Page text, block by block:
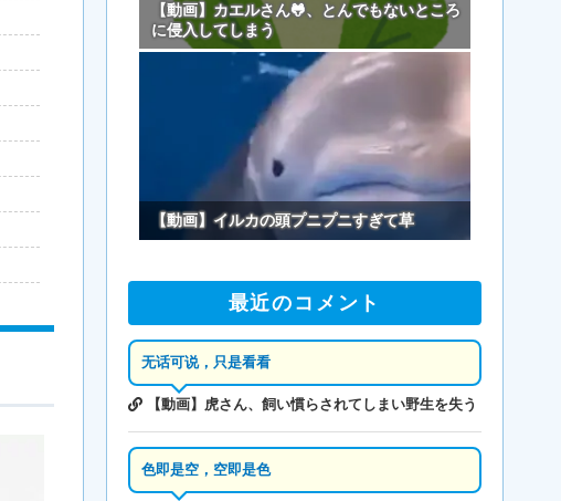
【動画】カエルさん🐸、とんでもないところ
に侵入してしまう
【動画】イルカの頭プニプニすぎて草
最近のコメント
无话可说，只是看看
【動画】虎さん、飼い慣らされてしまい野生を失う
色即是空，空即是色